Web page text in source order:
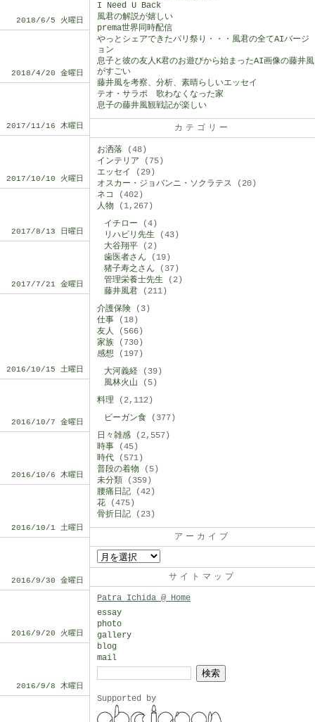
2018/6/5 火曜日
2018/4/20 金曜日
2017/11/16 木曜日
2017/10/10 火曜日
2017/8/13 日曜日
2017/7/21 金曜日
2016/10/15 土曜日
2016/10/7 金曜日
2016/10/6 木曜日
2016/10/1 土曜日
2016/9/30 金曜日
2016/9/20 火曜日
2016/9/8 木曜日
I Need U Back
風君の解説が嬉しい
prema世界同時配信
やっとシェアできたパリ祭り・・・風君の全てAIバージ
ョン
息子と彼の友人K君のお遊びから始まったAI画像の藤井風
がすごい
藤井風を考察、分析、素晴らしいエッセイ
テオ・サラポ 歌わなくなった家
息子の藤井風観戦記が楽しい
カテゴリー
お洒落 (48)
インテリア (75)
エッセイ
(29)
オスカー・ジョバンニ・ソクラテス (20)
ネコ
(402)
人物 (1,267)
イチロー (4)
リハビリ先生 (43)
大谷翔平 (2)
歯医者さん (19)
猪子寿之さん (37)
管理栄養士先生 (2)
藤井風君 (211)
介護保険 (3)
仕事 (18)
友人 (566)
家族 (730)
感想 (197)
大河義経 (39)
風林火山 (5)
料理 (2,112)
ビーガン食 (377)
日々雑感 (2,557)
時事 (45)
時代 (571)
普段の着物 (5)
未分類 (359)
腰痛日記 (42)
花 (475)
骨折日記 (23)
アーカイブ
イ
サイトマップ
Patra Ichida @ Home
essay
photo
gallery
blog
mail
Supported by